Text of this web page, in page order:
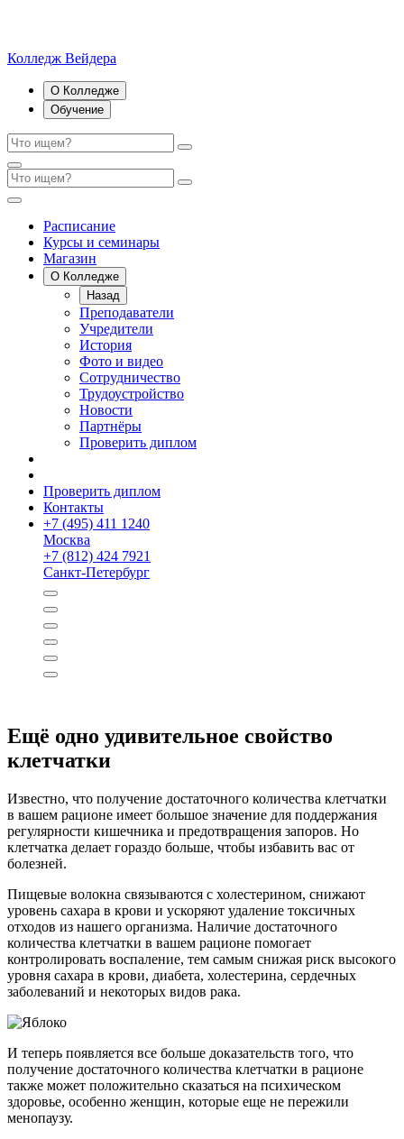
Колледж Вейдера
О Колледже
Обучение
Расписание
Курсы и семинары
Магазин
О Колледже
Назад
Преподаватели
Учредители
История
Фото и видео
Сотрудничество
Трудоустройство
Новости
Партнёры
Проверить диплом
Проверить диплом
Контакты
+7 (495) 411 1240
Москва
+7 (812) 424 7921
Санкт-Петербург
Ещё одно удивительное свойство
клетчатки
Известно, что получение достаточного количества клетчатки
в вашем рационе имеет большое значение для поддержания
регулярности кишечника и предотвращения запоров. Но
клетчатка делает гораздо больше, чтобы избавить вас от
болезней.
Пищевые волокна связываются с холестерином, снижают
уровень сахара в крови и ускоряют удаление токсичных
отходов из нашего организма. Наличие достаточного
количества клетчатки в вашем рационе помогает
контролировать воспаление, тем самым снижая риск высокого
уровня сахара в крови, диабета, холестерина, сердечных
заболева­ний и некоторых видов рака.
И теперь появляется все больше доказательств того, что
получение достаточного количества клетчатки в рационе
также может положительно сказаться на психическом
здоровье, особенно женщин, которые еще не пережили
менопаузу.